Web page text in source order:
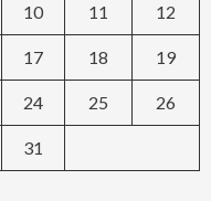
10 11 12
17 18 19
24 25 26
31